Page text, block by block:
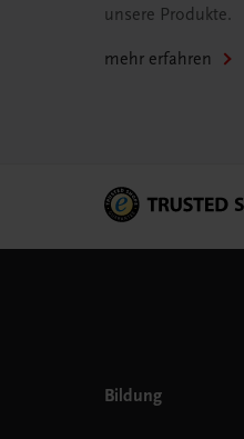
unsere Produkte.
mehr erfahren
Bildung